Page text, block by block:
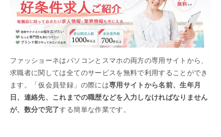
ファッショーネはパソコンとスマホの両方の専用サイトから、
求職者に関しては全てのサービスを無料で利用することができ
ます。「仮会員登録」の際には専用サイトから名前、生年月
日、連絡先、これまでの職歴などを入力しなければなりません
が、数分で完了する簡単な作業です。